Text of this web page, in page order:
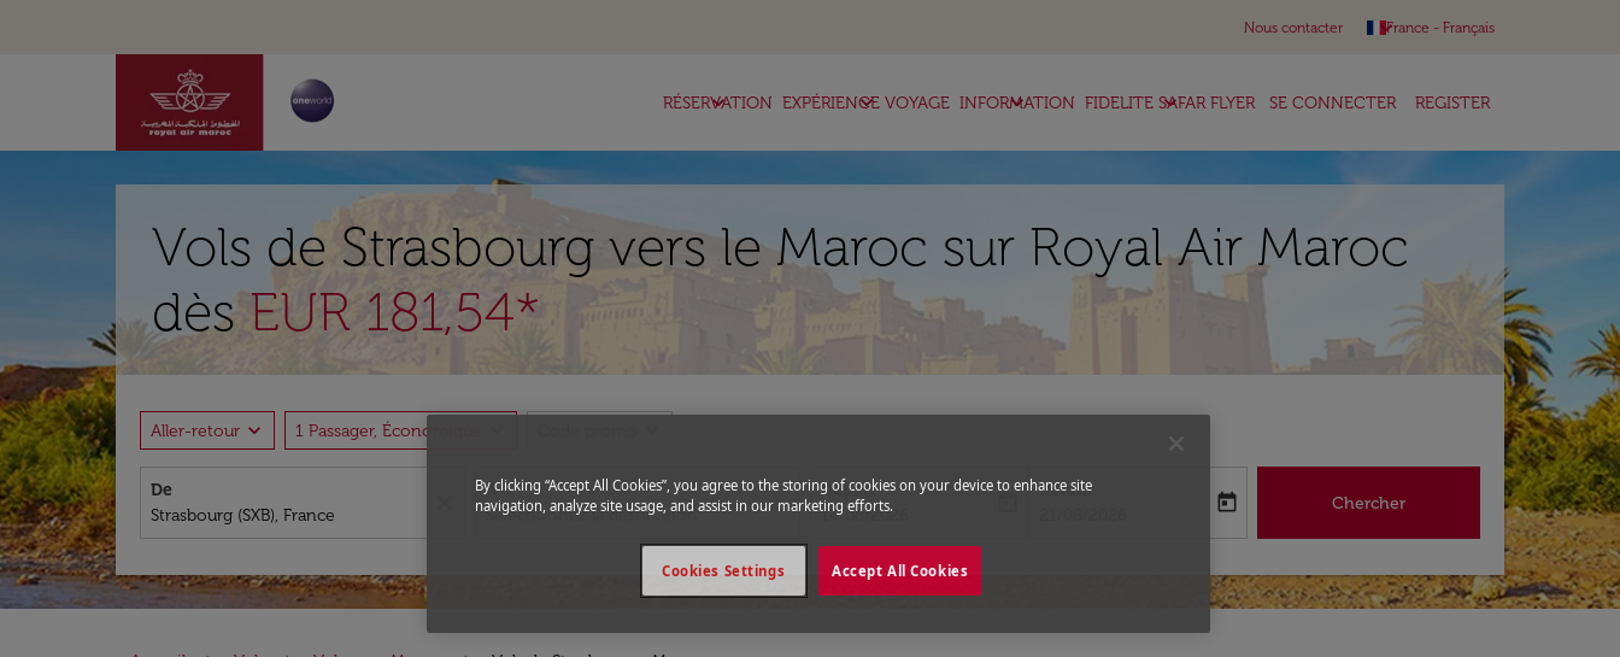
Nous contacter France - Français
keyboard_arrow_down
RÉSERVATION
keyboard_arrow_down EXPÉRIENCE VOYAGE
keyboard_arrow_down INFORMATION
keyboard_arrow_down FIDELITE SAFAR FLYER
keyboard_arrow_down SE CONNECTER REGISTER
Vols de Strasbourg vers le Maroc sur Royal Air Maroc
dèsEUR 181,54*
Aller-retour expand_more 1 Passager, Économique
De À
Départ
fc-booking-departure-date-aria-label
14/08/2026
Retour
fc-booking-return-date-aria-label
today Chercher
By clicking “Accept All Cookies”, you agree to the storing of cookies on your device to enhance site
navigation, analyze site usage, and assist in our marketing efforts.
Accept All Cookies
Cookies Settings